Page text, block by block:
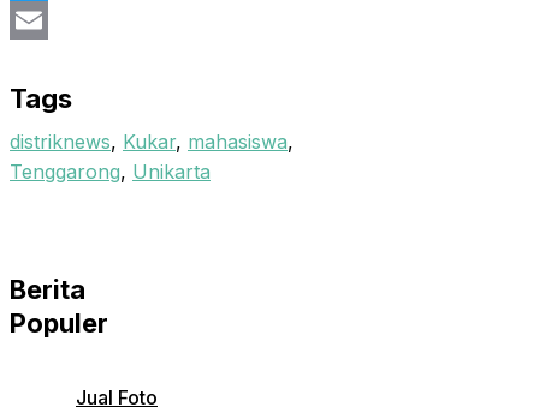
Twitter
Tags
distriknews, Kukar, mahasiswa,
Tenggarong, Unikarta
Berita
Populer
Jual Foto